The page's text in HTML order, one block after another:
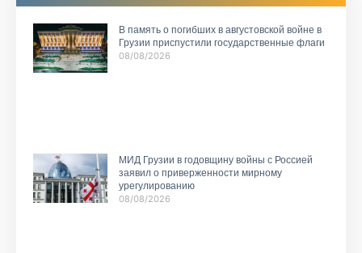
В память о погибших в августовской войне в
Грузии приспустили государственные флаги
08/08/2026
МИД Грузии в годовщину войны с Россией
заявил о приверженности мирному
урегулированию
08/08/2026